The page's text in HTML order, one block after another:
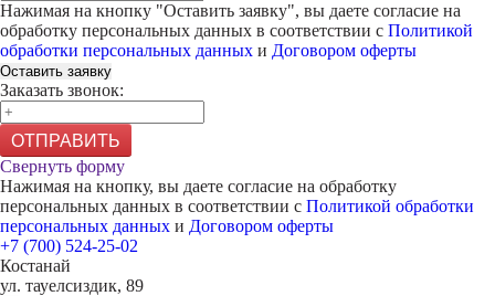
Нажимая на кнопку "Оставить заявку", вы даете согласие на
обработку персональных данных в соответствии с Политикой
обработки персональных данных и Договором оферты
Оставить заявку
Заказать звонок:
ОТПРАВИТЬ
Свернуть форму
Нажимая на кнопку, вы даете согласие на обработку
персональных данных в соответствии с Политикой обработки
персональных данных и Договором оферты
+7 (700) 524-25-02
Костанай
ул. тауелсиздик, 89